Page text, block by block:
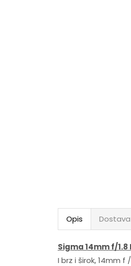
Opis Dostava
Sigma 14mm f/1.8
I brz i širok, 14mm